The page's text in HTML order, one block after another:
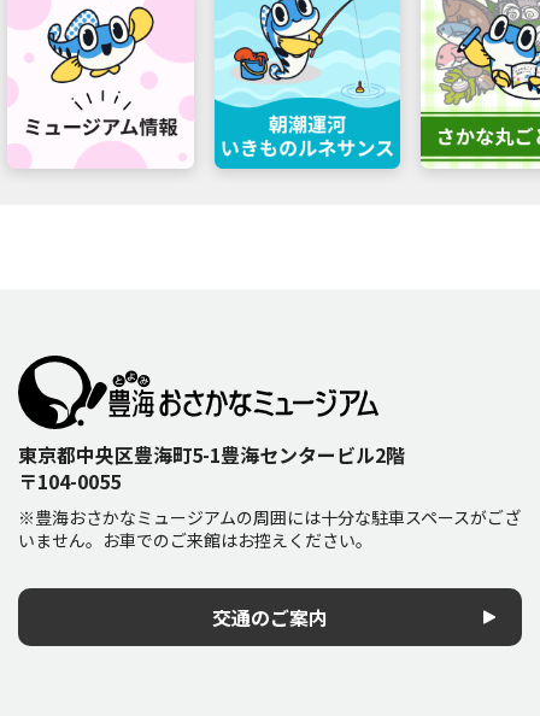
東京都中央区豊海町5-1豊海センタービル2階
〒104-0055
※豊海おさかなミュージアムの周囲には十分な駐車スペースがござ
いません。お車でのご来館はお控えください。
交通のご案内